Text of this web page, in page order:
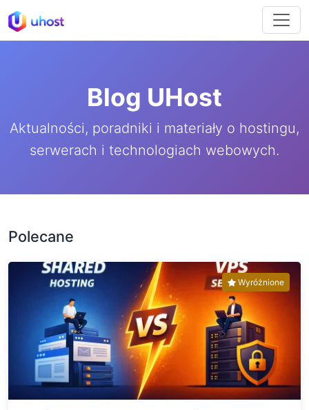
Blog UHost
Aktualności, poradniki i materiały o hostingu,
serwerach i technologiach webowych.
Polecane
Wyróżnione